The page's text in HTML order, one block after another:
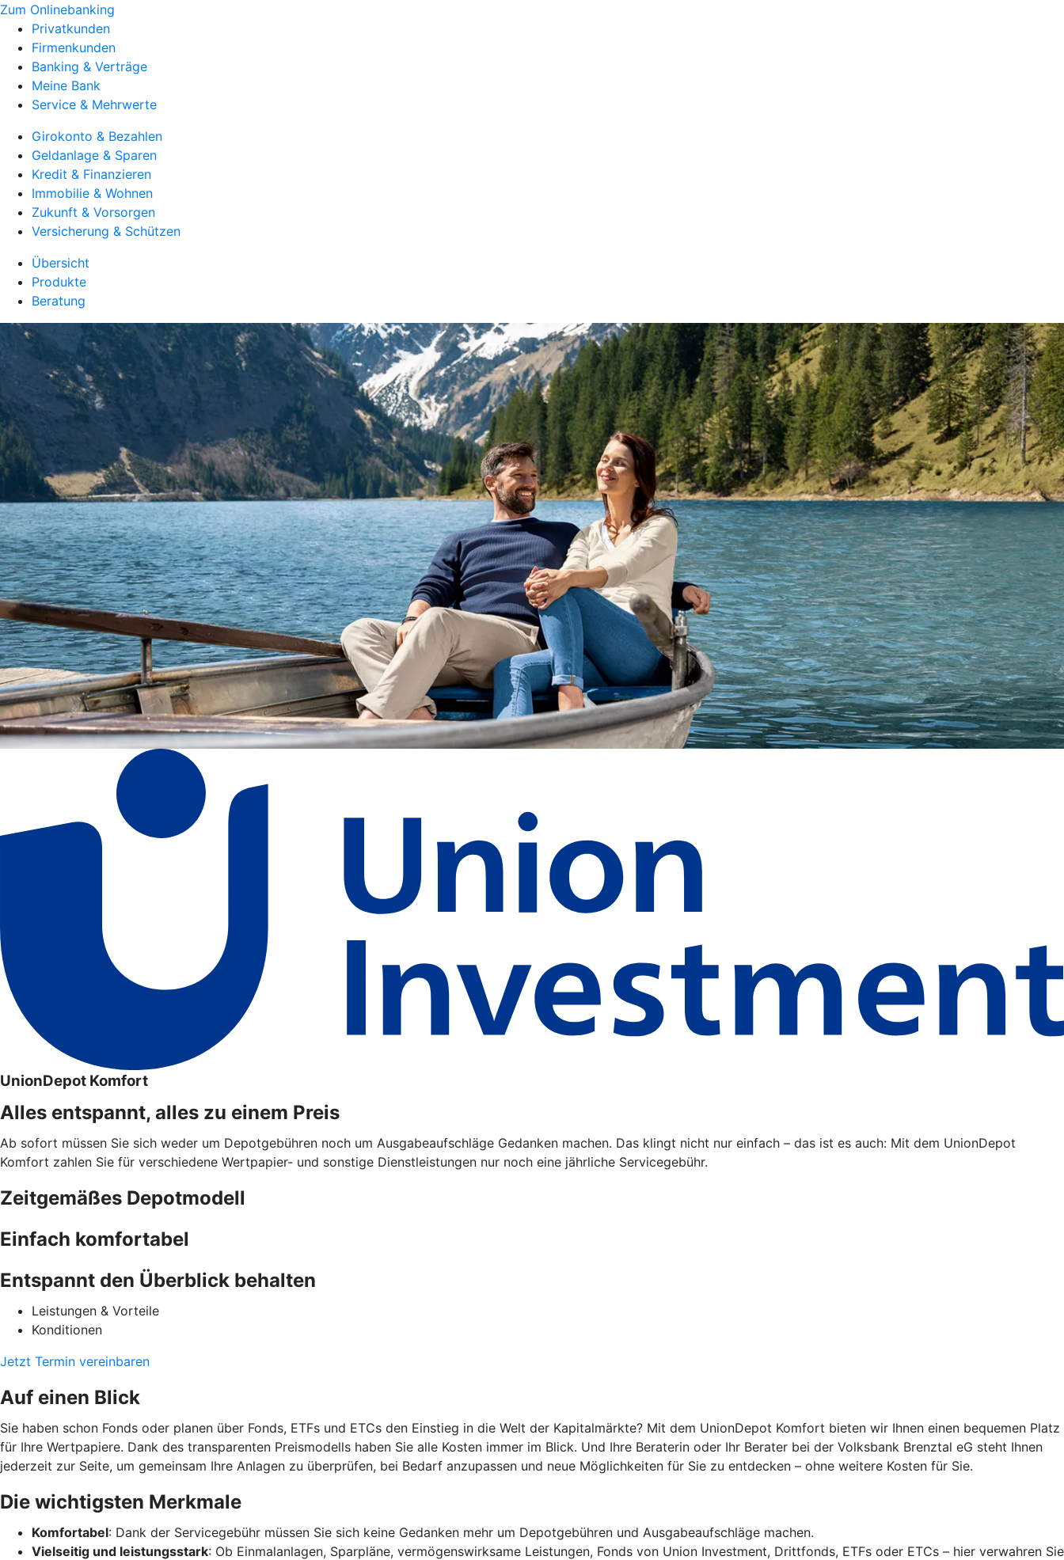
Zum Onlinebanking
Privatkunden
Firmenkunden
Banking & Verträge
Meine Bank
Service & Mehrwerte
Girokonto & Bezahlen
Geldanlage & Sparen
Kredit & Finanzieren
Immobilie & Wohnen
Zukunft & Vorsorgen
Versicherung & Schützen
Übersicht
Produkte
Beratung
UnionDepot Komfort
Alles entspannt, alles zu einem Preis
Ab sofort müssen Sie sich weder um Depotgebühren noch um Ausgabeaufschläge Gedanken machen. Das klingt nicht nur einfach – das ist es auch: Mit dem UnionDepot
Komfort zahlen Sie für verschiedene Wertpapier- und sonstige Dienstleistungen nur noch eine jährliche Servicegebühr.
Zeitgemäßes Depotmodell
Einfach komfortabel
Entspannt den Überblick behalten
Leistungen & Vorteile
Konditionen
Jetzt Termin vereinbaren
Auf einen Blick
Sie haben schon Fonds oder planen über Fonds, ETFs und ETCs den Einstieg in die Welt der Kapitalmärkte? Mit dem UnionDepot Komfort bieten wir Ihnen einen bequemen Platz
für Ihre Wertpapiere. Dank des transparenten Preismodells haben Sie alle Kosten immer im Blick. Und Ihre Beraterin oder Ihr Berater bei der Volksbank Brenztal eG steht Ihnen
jederzeit zur Seite, um gemeinsam Ihre Anlagen zu überprüfen, bei Bedarf anzupassen und neue Möglichkeiten für Sie zu entdecken – ohne weitere Kosten für Sie.
Die wichtigsten Merkmale
Komfortabel: Dank der Servicegebühr müssen Sie sich keine Gedanken mehr um Depotgebühren und Ausgabeaufschläge machen.
Vielseitig und leistungsstark: Ob Einmalanlagen, Sparpläne, vermögenswirksame Leistungen, Fonds von Union Investment, Drittfonds, ETFs oder ETCs – hier verwahren Sie